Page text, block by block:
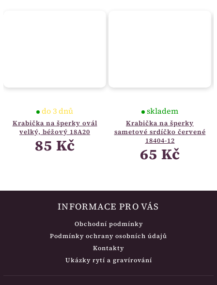
Krabička na šperky ovál
velký, béžový 18A20
do 3 dnů
85 Kč
Krabička na šperky
sametové srdíčko červené
18404-12
skladem
65 Kč
INFORMACE PRO VÁS
Obchodní podmínky
Podmínky ochrany osobních údajů
Kontakty
Ukázky rytí a gravírování